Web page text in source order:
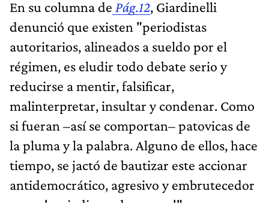
En su columna de Pág.12, Giardinelli
denunció que existen "periodistas
autoritarios, alineados a sueldo por el
régimen, es eludir todo debate serio y
reducirse a mentir, falsificar,
malinterpretar, insultar y condenar. Como
si fueran –así se comportan– patovicas de
la pluma y la palabra. Alguno de ellos, hace
tiempo, se jactó de bautizar este accionar
antidemocrático, agresivo y embrutecedor